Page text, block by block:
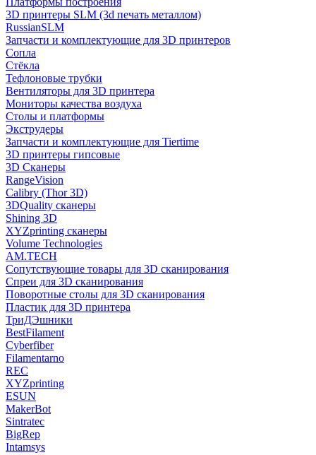
3D принтеры SLM (3d печать металлом)
RussianSLM
Запчасти и комплектующие для 3D принтеров
Сопла
Cтёкла
Тефлоновые трубки
Вентиляторы для 3D принтера
Мониторы качества воздуха
Столы и платформы
Экструдеры
Запчасти и комплектующие для Tiertime
3D принтеры гипсовые
3D Сканеры
RangeVision
Calibry (Thor 3D)
3DQuality сканеры
Shining 3D
XYZprinting сканеры
Volume Technologies
AM.TECH
Сопутствующие товары для 3D сканирования
Спреи для 3D сканирования
Поворотные столы для 3D сканирования
Пластик для 3D принтера
ТриДЭшники
BestFilament
Cyberfiber
Filamentarno
REC
XYZprinting
ESUN
MakerBot
Sintratec
BigRep
Intamsys